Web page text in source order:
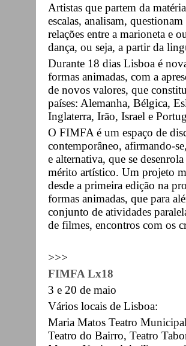
Artistas que partem da
escalas, analisam,
relações entre a marioneta e
dança, ou seja, a partir da
Durante 18 dias Lisboa é
formas animadas, com a
de novos valores, que
países: Alemanha, Bélgica,
Inglaterra, Irão, Israel e
O FIMFA é um espaço de
contemporâneo, afirmando-
e alternativa, que se
mérito artístico. Um projeto
desde a primeira edição na
formas animadas, que para
conjunto de atividades
de filmes, encontros com os
>>>
FIMFA Lx18
3 e 20 de maio
Vários locais de Lisboa:
Maria Matos Teatro
Teatro do Bairro, Teatro